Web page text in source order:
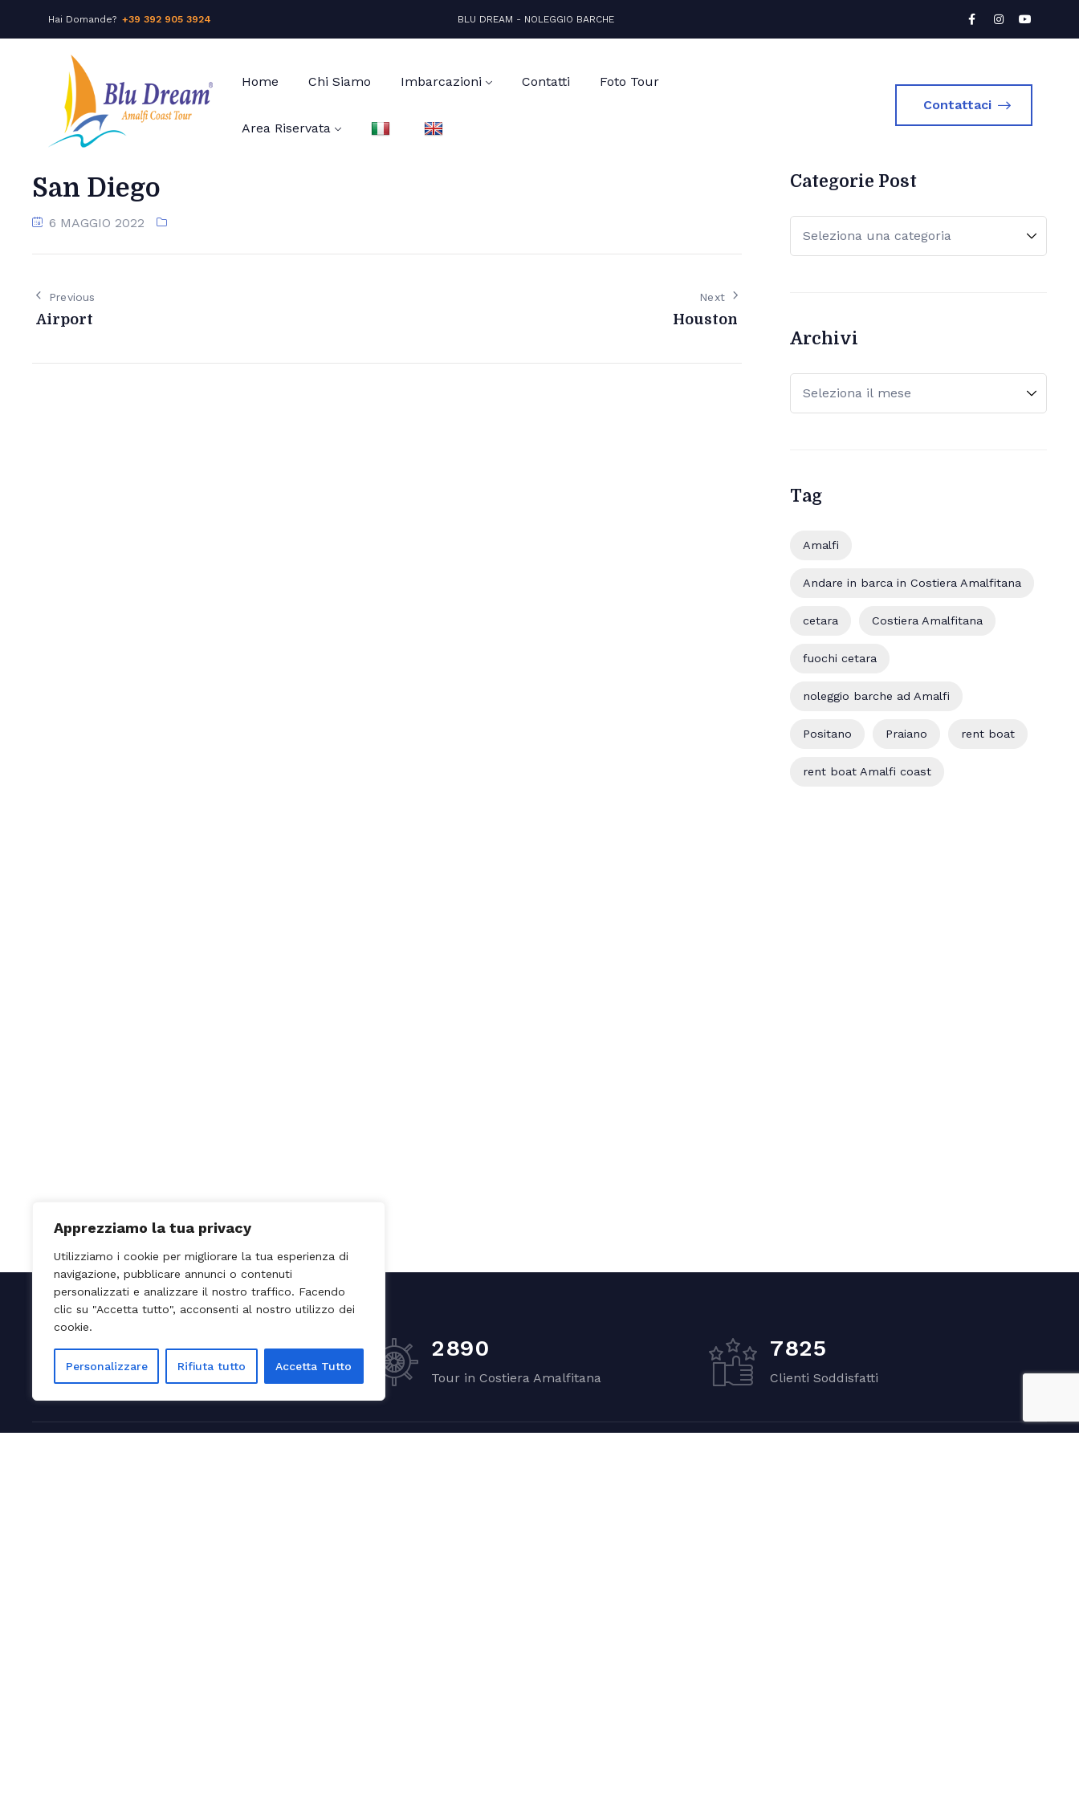
Apprezziamo la tua privacy
Utilizziamo i cookie per migliorare la tua esperienza di
navigazione, pubblicare annunci o contenuti
personalizzati e analizzare il nostro traffico. Facendo
clic su "Accetta tutto", acconsenti al nostro utilizzo dei
cookie.
Personalizzare Rifiuta tutto Accetta Tutto
Hai Domande? +39 392 905 3924 BLU DREAM - NOLEGGIO BARCHE
Home Chi Siamo Imbarcazioni Contatti Foto Tour
Area Riservata
Contattaci
San Diego
6 MAGGIO 2022
Previous
Airport
Next
Houston
Categorie Post
Archivi
Tag
Amalfi
Andare in barca in Costiera Amalfitana
cetara Costiera Amalfitana
fuochi cetara
noleggio barche ad Amalfi
Positano Praiano rent boat
rent boat Amalfi coast
2890
Tour in Costiera Amalfitana
7825
Clienti Soddisfatti